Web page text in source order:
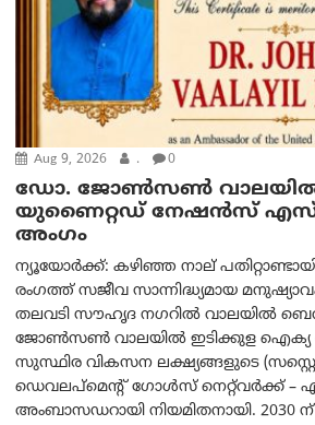
Aug 9, 2026 . 0
ഡോ. ജോൺസൺ വാലയിൽ
യുണൈറ്റഡ് നേഷൻസ്
അംഗം
ന്യൂയോര്‍ക്ക്: കഴിഞ്ഞ നാല്
രംഗത്ത് സജീവ സാന്നിദ്ധ്യമായ
തലവടി സൗഹൃദ നഗറിൽ വാലയിൽ
ജോൺസൺ വാലയിൽ ഇടിക്കുള ഐക്യ
സുസ്ഥിര വികസന ലക്ഷ്യങ്ങളുടെ
ഡെവലപ്‌മെന്റ് ഗോൾസ് നെറ്റ്‌വർക്ക് –
അംബാസഡറായി നിയമിതനായി. 2030 ന്